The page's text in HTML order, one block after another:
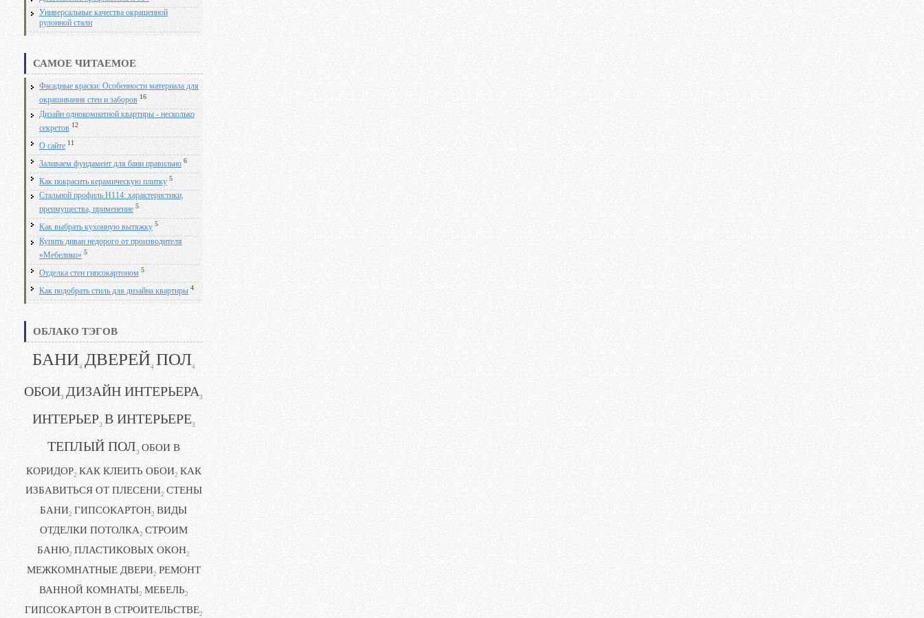
Универсальные качества окрашенной
рулонной стали
САМОЕ ЧИТАЕМОЕ
Фасадные краски: Особенности материала для
окрашивания стен и заборов 16
Дизайн однокомнатной квартиры - несколько
секретов 12
О сайте 11
Заливаем фундамент для бани правильно 6
Как покрасить керамическую плитку 5
Стальной профиль Н114: характеристики,
преимущества, применение 5
Как выбрать кухонную вытяжку 5
Купить диван недорого от производителя
«Мебелико» 5
Отделка стен гипсокартоном 5
Как подобрать стиль для дизайна квартиры 4
ОБЛАКО ТЭГОВ
БАНИ4 ДВЕРЕЙ4 ПОЛ4
ОБОИ3 ДИЗАЙН ИНТЕРЬЕРА3
ИНТЕРЬЕР3 В ИНТЕРЬЕРЕ3
ТЕПЛЫЙ ПОЛ3 ОБОИ В
КОРИДОР2 КАК КЛЕИТЬ ОБОИ2 КАК
ИЗБАВИТЬСЯ ОТ ПЛЕСЕНИ2 СТЕНЫ
БАНИ2 ГИПСОКАРТОН2 ВИДЫ
ОТДЕЛКИ ПОТОЛКА2 СТРОИМ
БАНЮ2 ПЛАСТИКОВЫХ ОКОН2
МЕЖКОМНАТНЫЕ ДВЕРИ2 РЕМОНТ
ВАННОЙ КОМНАТЫ2 МЕБЕЛЬ2
ГИПСОКАРТОН В СТРОИТЕЛЬСТВЕ2